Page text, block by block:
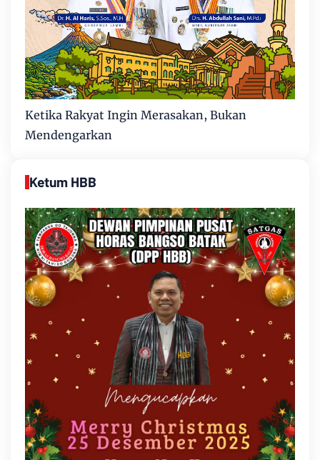
Ketika Rakyat Ingin Merasakan, Bukan
Mendengarkan
Ketum HBB